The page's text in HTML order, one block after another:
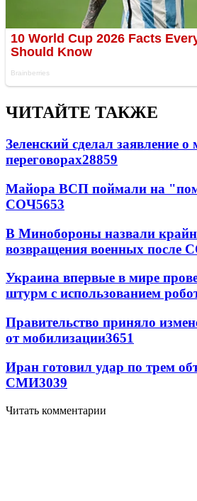
ЧИТАЙТЕ ТАКЖЕ
Зеленский сделал заявление
переговорах28859
Майора ВСП поймали на
СОЧ5653
В Минобороны назвали
возвращения военных после
Украина впервые в мире
штурм с использованием
Правительство приняло
от мобилизации3651
Иран готовил удар по трем
СМИ3039
Читать комментарии